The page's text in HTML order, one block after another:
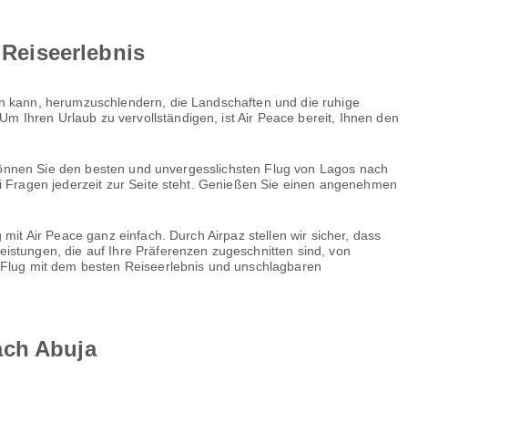
herumzuschlendern, die Landschaften und die ruhige
Ihren Urlaub zu vervollständigen, ist Air Peace bereit, Ihnen den
Sie den besten und unvergesslichsten Flug von Lagos nach
jederzeit zur Seite steht. Genießen Sie einen angenehmen
Air Peace ganz einfach. Durch Airpaz stellen wir sicher, dass
die auf Ihre Präferenzen zugeschnitten sind, von
mit dem besten Reiseerlebnis und unschlagbaren
Abuja